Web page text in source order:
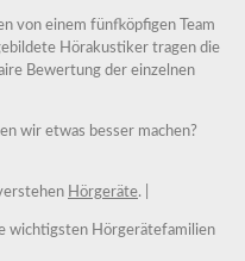
von einem fünfköpfigen Team
Hörakustiker tragen die
Bewertung der einzelnen
wir etwas besser machen?
Hörgeräte. |
wichtigsten Hörgerätefamilien